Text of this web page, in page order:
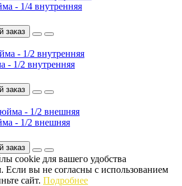
- 1/4 внутренняя
заказ
- 1/2 внутренняя
заказ
- 1/2 внешняя
заказ
cookie для вашего удобства
Если вы не согласны с использованием
сайт. Подробнее